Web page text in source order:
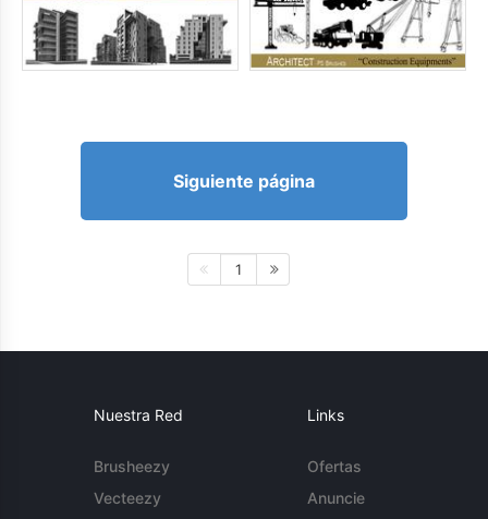
Siguiente página
1
Nuestra Red
Brusheezy
Vecteezy
Links
Ofertas
Anuncie